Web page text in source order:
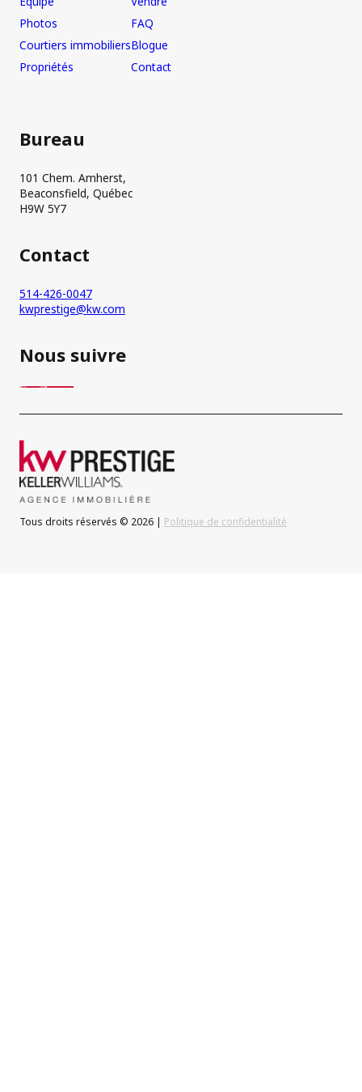
Photos
Courtiers immobiliers
Propriétés
FAQ
Blogue
Contact
Bureau
101 Chem. Amherst,
Beaconsfield, Québec
H9W 5Y7
Contact
514-426-0047
kwprestige@kw.com
Nous suivre
Tous droits réservés © 2026 | Politique de confidentialité